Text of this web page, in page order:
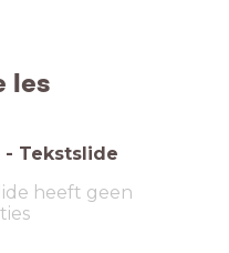
les
- Tekstslide
heeft geen